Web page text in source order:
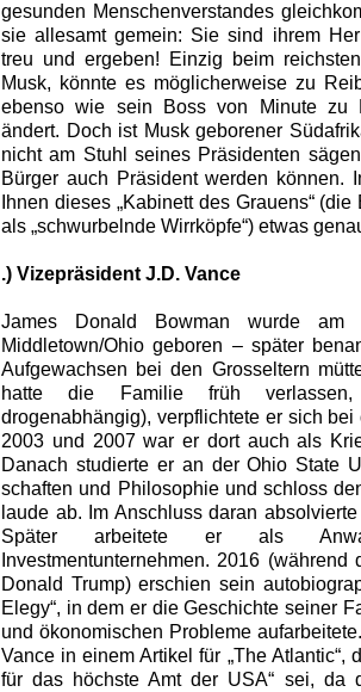
gesunden Menschenverstandes
sie allesamt gemein: Sie sind ihrem
treu und ergeben! Einzig beim
Musk, könnte es möglicherweise zu
ebenso wie sein Boss von Minute zu
ändert. Doch ist Musk geborener
nicht am Stuhl seines Präsidenten
Bürger auch Präsident werden können.
Ihnen dieses „Kabinett des Grauens“
als „schwurbelnde Wirrköpfe“) etwas
.) Vizepräsident J.D. Vance
James Donald Bowman wurde
Middletown/Ohio geboren – später
Aufgewachsen bei den Grosseltern
hatte die Familie früh
drogenabhängig), verpflichtete er sich
2003 und 2007 war er dort auch als
Danach studierte er an der Ohio State
schaften und Philosophie und schloss
laude ab. Im Anschluss daran
Später arbeitete er als
Investmentunternehmen. 2016
Donald Trump) erschien sein
Elegy“, in dem er die Geschichte seiner
und ökonomischen Probleme
Vance in einem Artikel für „The Atlantic“,
für das höchste Amt der USA“ sei, da